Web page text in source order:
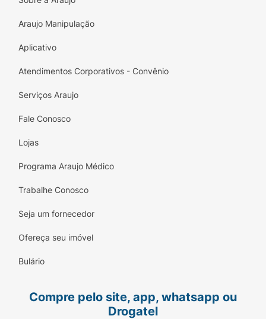
Araujo Manipulação
Aplicativo
Atendimentos Corporativos - Convênio
Serviços Araujo
Fale Conosco
Lojas
Programa Araujo Médico
Trabalhe Conosco
Seja um fornecedor
Ofereça seu imóvel
Bulário
Compre pelo site, app, whatsapp ou
Drogatel